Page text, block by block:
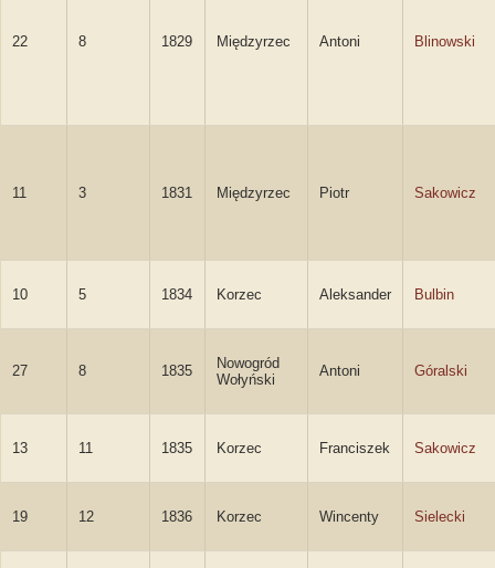
22 8 1829 Międzyrzec Antoni Blinowski
11 3 1831 Międzyrzec Piotr Sakowicz
10 5 1834 Korzec Aleksander Bulbin
27 8 1835
Nowogród
Wołyński
Antoni Góralski
13 11 1835 Korzec Franciszek Sakowicz
19 12 1836 Korzec Wincenty Sielecki